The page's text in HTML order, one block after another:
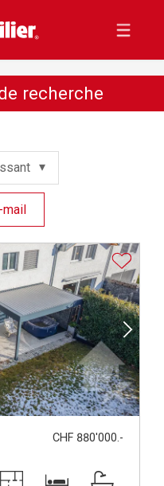
recherche
CHF 880'000.-